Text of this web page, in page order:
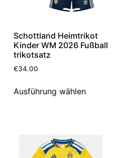
Schottland Heimtrikot
Kinder WM 2026 Fußball
trikotsatz
€34.00
Ausführung wählen